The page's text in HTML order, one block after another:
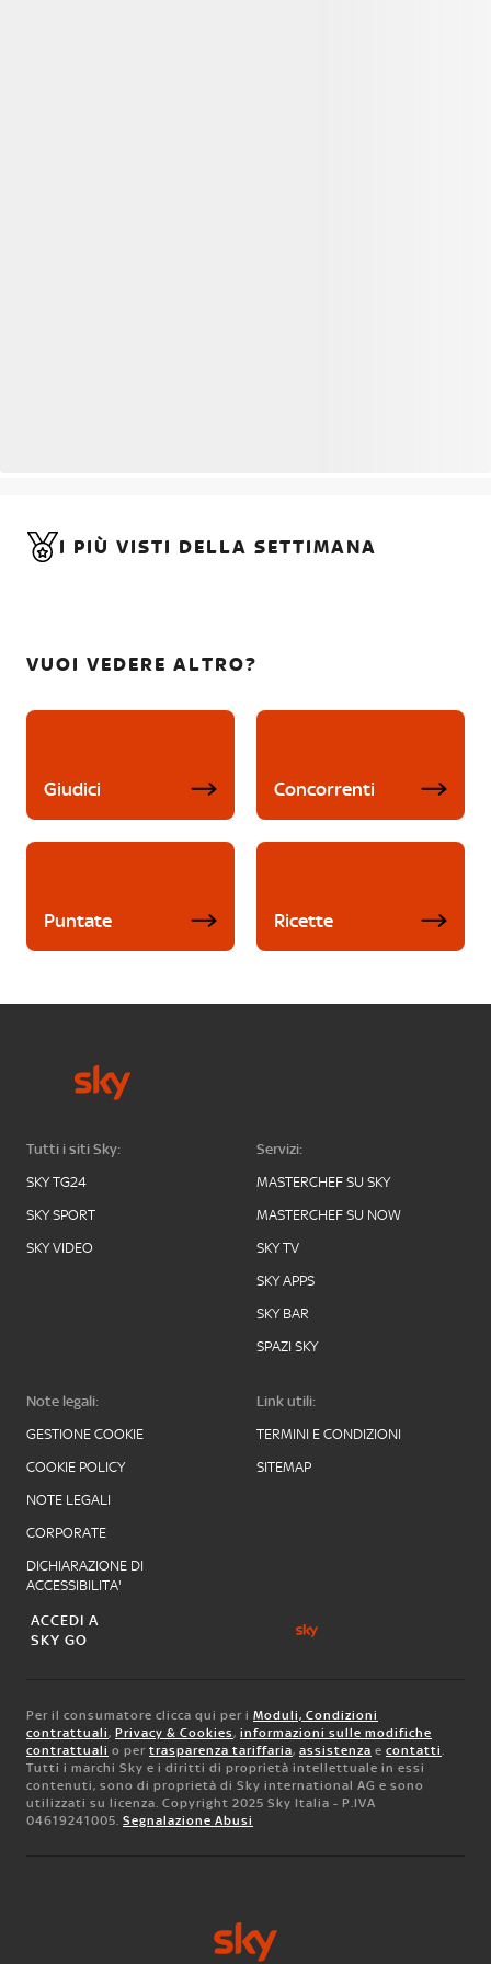
I PIÙ VISTI DELLA SETTIMANA
VUOI VEDERE ALTRO?
Giudici Concorrenti
Puntate Ricette
Tutti i siti Sky:
SKY TG24
SKY SPORT
SKY VIDEO
Servizi:
MASTERCHEF SU SKY
MASTERCHEF SU NOW
SKY TV
SKY APPS
SKY BAR
SPAZI SKY
Note legali:
GESTIONE COOKIE
COOKIE POLICY
NOTE LEGALI
CORPORATE
DICHIARAZIONE DI
ACCESSIBILITA'
Link utili:
TERMINI E CONDIZIONI
SITEMAP
ACCEDI A
SKY GO
Per il consumatore clicca qui per i Moduli, Condizioni
contrattuali, Privacy & Cookies, informazioni sulle modifiche
contrattuali o per trasparenza tariffaria, assistenza e contatti.
Tutti i marchi Sky e i diritti di proprietà intellettuale in essi
contenuti, sono di proprietà di Sky international AG e sono
utilizzati su licenza. Copyright 2025 Sky Italia - P.IVA
04619241005. Segnalazione Abusi